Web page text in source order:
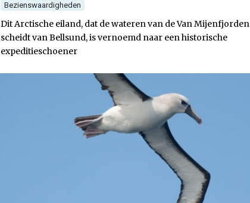
Bezienswaardigheden
Dit Arctische eiland, dat de wateren van de Van Mijenfjorden
scheidt van Bellsund, is vernoemd naar een historische
expeditieschoener